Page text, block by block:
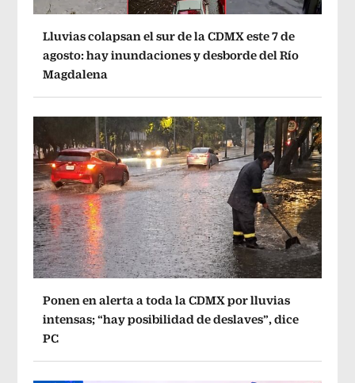
Lluvias colapsan el sur de la CDMX este 7 de
agosto: hay inundaciones y desborde del Río
Magdalena
Ponen en alerta a toda la CDMX por lluvias
intensas; “hay posibilidad de deslaves”, dice
PC